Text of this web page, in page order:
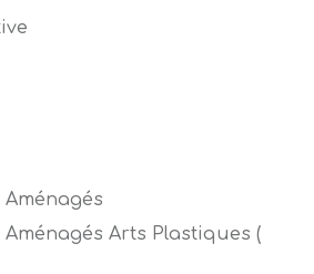
Arts Plastiques (